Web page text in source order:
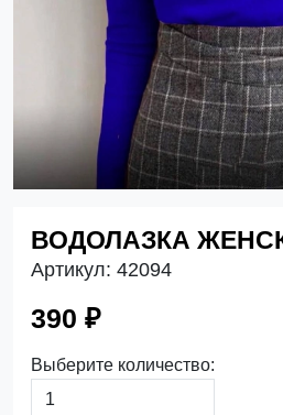
ВОДОЛАЗКА
Артикул: 42094
390 ₽
Выберите количество: